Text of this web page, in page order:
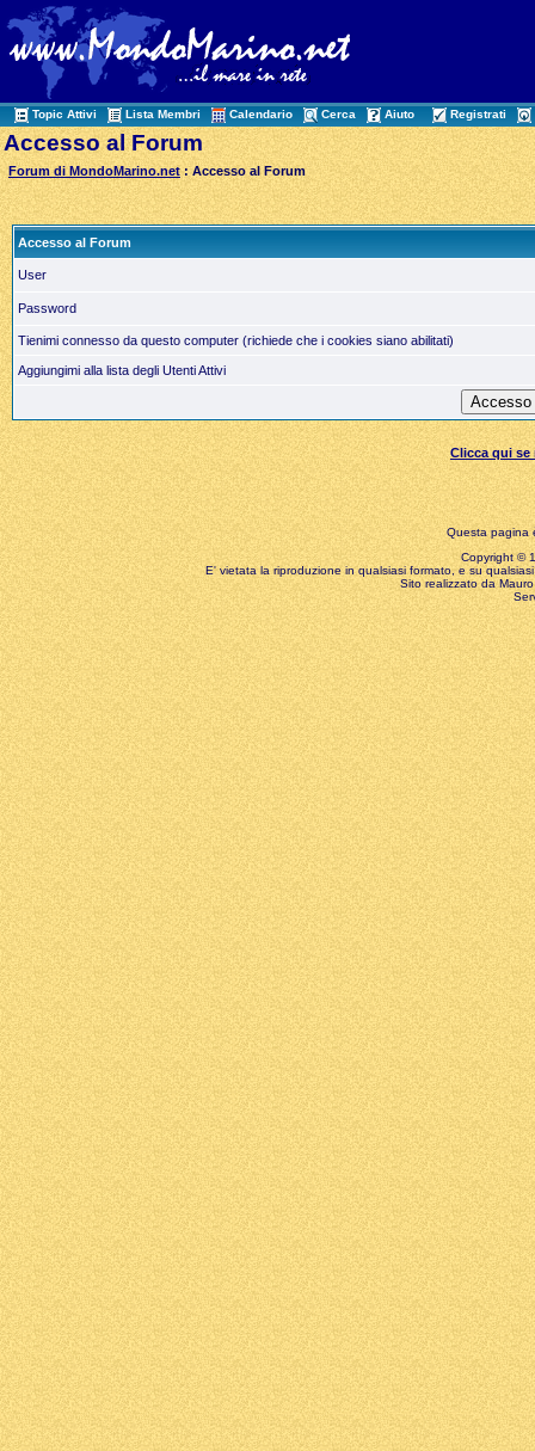
Topic Attivi Lista Membri Calendario Cerca Aiuto Registrati
Accesso al Forum
Forum di MondoMarino.net : Accesso al Forum
Accesso al Forum
User
Password
Tienimi connesso da questo computer (richiede che i cookies siano abilitati)
Aggiungimi alla lista degli Utenti Attivi
Clicca qui se
Questa pagina
Copyright ©
E' vietata la riproduzione in qualsiasi formato, e su
Sito realizzato da